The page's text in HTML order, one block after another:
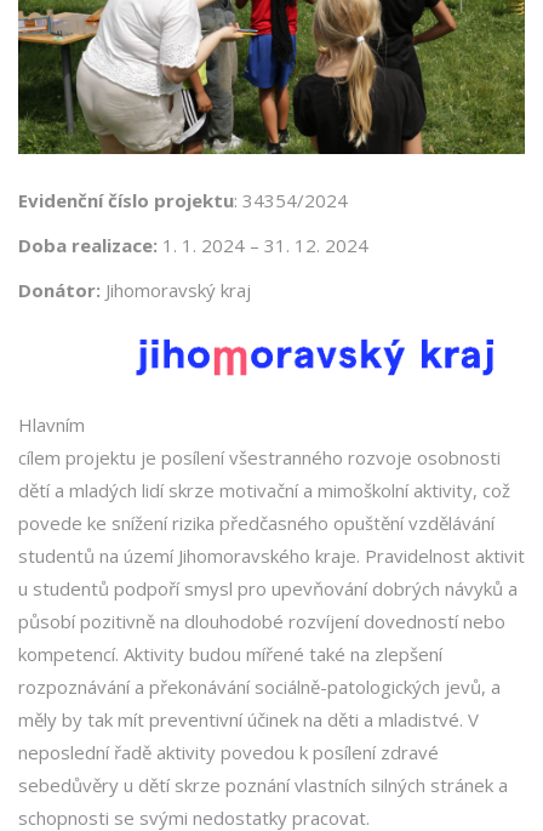
Evidenční číslo projektu: 34354/2024
Doba realizace: 1. 1. 2024 – 31. 12. 2024
Donátor: Jihomoravský kraj
Hlavním
cílem projektu je posílení všestranného rozvoje osobnosti
dětí a mladých lidí skrze motivační a mimoškolní aktivity, což
povede ke snížení rizika předčasného opuštění vzdělávání
studentů na území Jihomoravského kraje. Pravidelnost aktivit
u studentů podpoří smysl pro upevňování dobrých návyků a
působí pozitivně na dlouhodobé rozvíjení dovedností nebo
kompetencí. Aktivity budou mířené také na zlepšení
rozpoznávání a překonávání sociálně-patologických jevů, a
měly by tak mít preventivní účinek na děti a mladistvé. V
neposlední řadě aktivity povedou k posílení zdravé
sebedůvěry u dětí skrze poznání vlastních silných stránek a
schopnosti se svými nedostatky pracovat.